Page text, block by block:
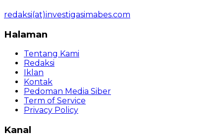
redaksi(at)investigasimabes.com
Halaman
Tentang Kami
Redaksi
Iklan
Kontak
Pedoman Media Siber
Term of Service
Privacy Policy
Kanal